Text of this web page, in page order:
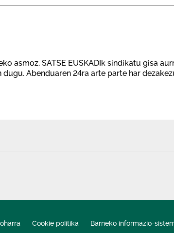
asmoz, SATSE EUSKADIk sindikatu gisa
Abenduaren 24ra arte parte har
Cookie politika Barneko informazio-